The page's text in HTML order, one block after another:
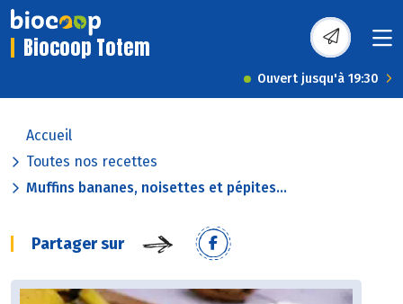
Biocoop Totem
Ouvert jusqu'à 19:30
Accueil
Toutes nos recettes
Muffins bananes, noisettes et pépites...
Partager sur